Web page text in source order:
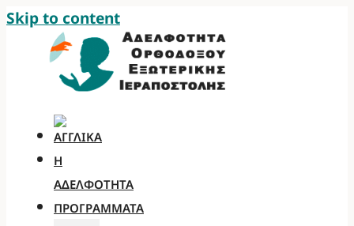
Skip to content
Η
ΑΔΕΛΦΌΤΗΤΑ
ΠΡΟΓΡΆΜΜΑΤΑ